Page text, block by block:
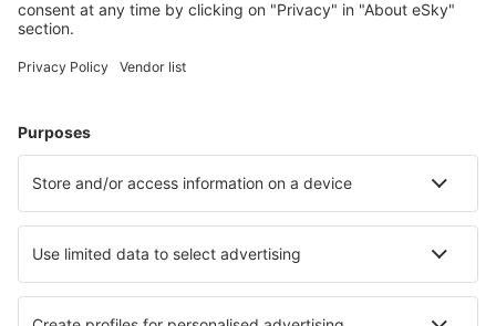
Gli hotel più ricercati dagli utenti eSky
Hotel nel Regno Unito - Città popolari
Hotel a Edimburgo Hotel a Manchester
Hotel in Morecambe Hotel a Dundee
Hotel in Ashbourne